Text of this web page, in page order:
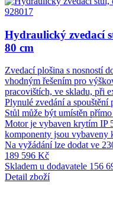
928017
Hydraulický zvedací
80 cm
Zvedací plošina s nosností
vhodným řešením pro
pracovištích, ve skladu, při
Plynulé zvedání a spouštění
Stůl může být umístěn
Motor je vybaven krytím IP
komponenty jsou vybaveny
Na vyžádání lze dodat ve
189 596 Kč
Skladem u dodavatele 156
Detail zboží